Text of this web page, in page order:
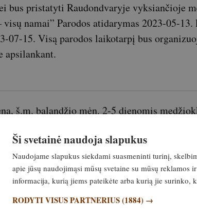
bus pristatyti Raudondvaryje vyksiančioje
visų namai” Parodos atidarymas 2023-05-
07-15. Visą parodos laikotarpį bus
apsilankant.
š.m. balandžio mėn. 2-5 dienomis
tiesiai į Raudondvario dvarą.
skyrius, Gediminas Žiukas: 8 686 52600.
Ši svetainė naudoja slapukus
Naudojame slapukus siekdami suasmeninti turinį,
apie jūsų naudojimąsi mūsų svetaine su mūsų
informacija, kurią jiems pateikėte arba kurią jie surinko,
RODYTI VISUS PARTNERIUS(1884) →